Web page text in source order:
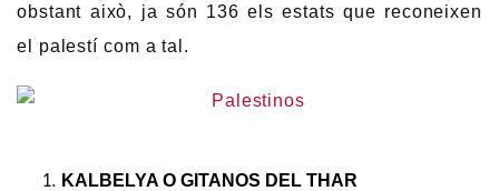
obstant això, ja són 136 els estats que reconeixen
el palestí com a tal.
KALBELYA O GITANOS DEL THAR